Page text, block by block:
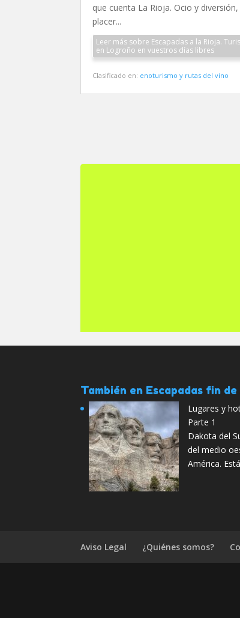
que cuenta La Rioja. Ocio y diversión,
placer...
Leer más sobre Escapadas a la Rioja.
en Logroño en vuestros días libres
Clasificado en: enoturismo y rutas del vino
También en Escapadas fin de
Lugares y
Parte 1
Dakota del
del medio
América.
Aviso Legal ¿Quiénes somos?